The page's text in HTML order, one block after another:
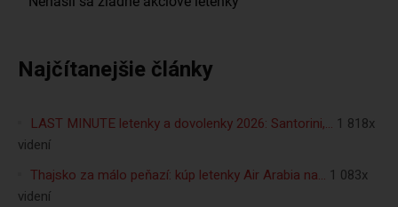
Najčítanejšie články
LAST MINUTE letenky a dovolenky 2026: Santorini,… 1 818x
videní
Thajsko za málo peňazí: kúp letenky Air Arabia na… 1 083x
videní